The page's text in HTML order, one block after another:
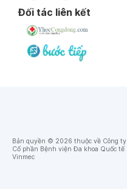
Đối tác liên kết
Bản quyền © 2026 thuộc về Công ty
Cổ phần Bệnh viện Đa khoa Quốc tế
Vinmec